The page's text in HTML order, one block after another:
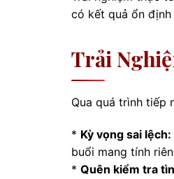
có kết quả ổn
Trải
Qua quá trình tiếp
* Kỳ vọng sai lệch:
buổi mang tính
* Quên kiểm tra